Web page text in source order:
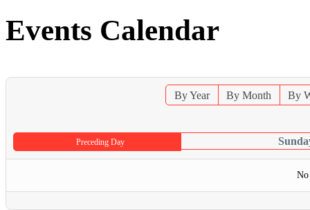
Events Calendar
By Year By Month By
Preceding Day
No